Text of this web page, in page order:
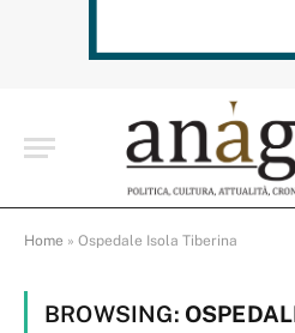
Home » Ospedale Isola Tiberina
BROWSING: